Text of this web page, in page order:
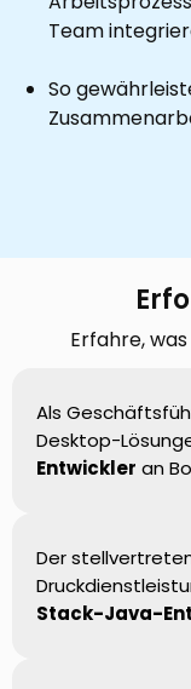
Team
So
Erfahre,
Als
Desktop-
Entwickler an
Der
Stack-Java-